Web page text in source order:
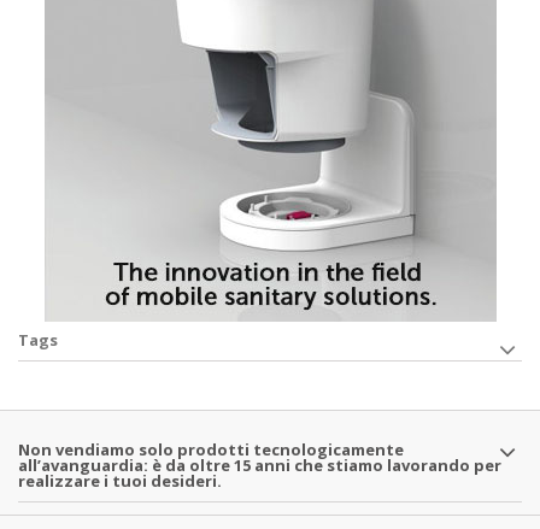
Tags
Non vendiamo solo prodotti tecnologicamente
all’avanguardia: è da oltre 15 anni che stiamo lavorando per
realizzare i tuoi desideri.